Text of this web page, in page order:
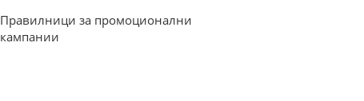
Правилници за промоционални
кампании